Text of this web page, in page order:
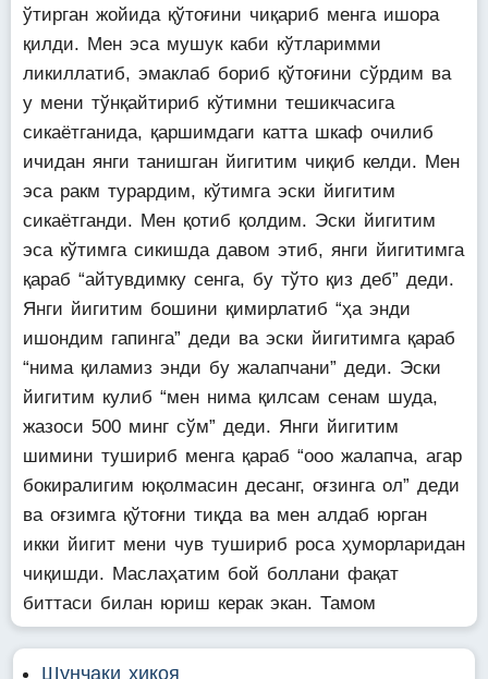
ўтирган жойида қўтоғини чиқариб менга ишора
қилди. Мен эса мушук каби кўтларимми
ликиллатиб, эмаклаб бориб қўтоғини сўрдим ва
у мени тўнқайтириб кўтимни тешикчасига
сикаётганида, қаршимдаги катта шкаф очилиб
ичидан янги танишган йигитим чиқиб келди. Мен
эса ракм турардим, кўтимга эски йигитим
сикаётганди. Мен қотиб қолдим. Эски йигитим
эса кўтимга сикишда давом этиб, янги йигитимга
қараб “айтувдимку сенга, бу тўто қиз деб” деди.
Янги йигитим бошини қимирлатиб “ҳа энди
ишондим гапинга” деди ва эски йигитимга қараб
“нима қиламиз энди бу жалапчани” деди. Эски
йигитим кулиб “мен нима қилсам сенам шуда,
жазоси 500 минг сўм” деди. Янги йигитим
шимини тушириб менга қараб “ооо жалапча, агар
бокиралигим юқолмасин десанг, оғзинга ол” деди
ва оғзимга қўтоғни тиқда ва мен алдаб юрган
икки йигит мени чув тушириб роса ҳуморларидан
чиқишди. Маслаҳатим бой боллани фақат
биттаси билан юриш керак экан. Тамом
Шунчаки хикоя